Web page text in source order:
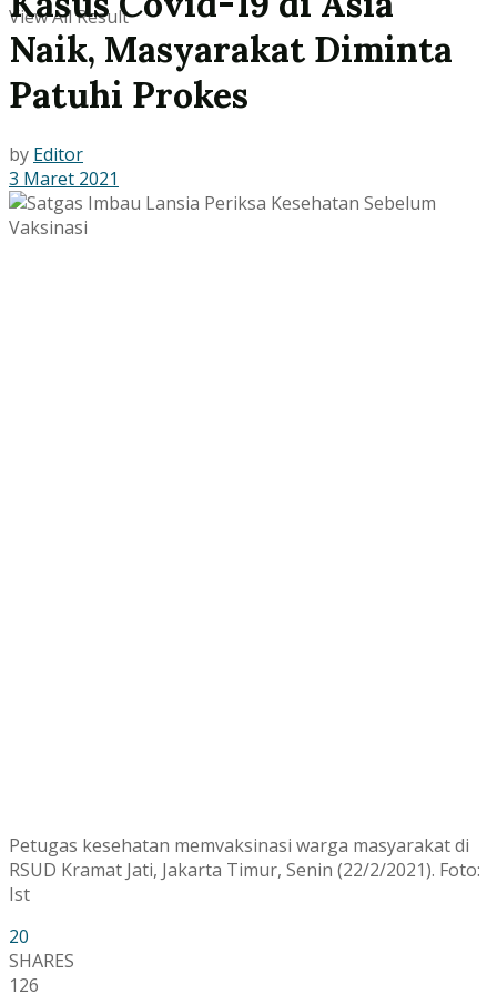
View All Result
Naik, Masyarakat Diminta
Patuhi Prokes
by Editor
3 Maret 2021
Petugas kesehatan memvaksinasi warga masyarakat di
RSUD Kramat Jati, Jakarta Timur, Senin (22/2/2021). Foto:
Ist
20
SHARES
126